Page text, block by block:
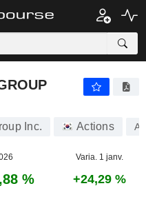
Inc. Actions
Varia. 1 janv.
% +24,29 %